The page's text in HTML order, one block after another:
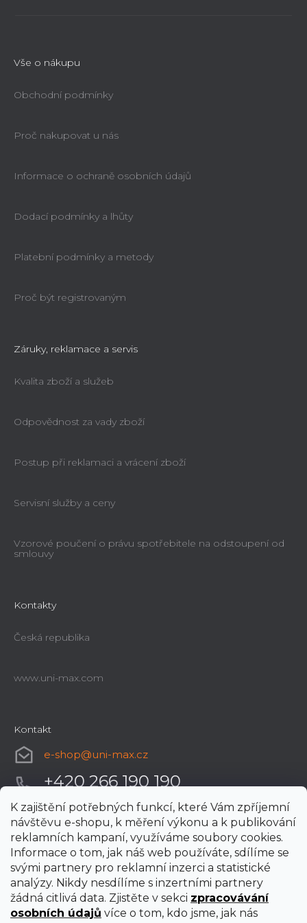
K zajištění potřebných funkcí, které Vám zpříjemní
návštěvu e-shopu, k měření výkonu a k publikování
reklamních kampaní, využíváme soubory cookies.
Informace o tom, jak náš web používáte, sdílíme se
svými partnery pro reklamní inzerci a statistické
analýzy. Nikdy nesdílíme s inzertními partnery
žádná citlivá data. Zjistěte v sekci zpracovávání
osobních údajů více o tom, kdo jsme, jak nás
Vše o nákupu
Obchodní podmínky
Proč nakupovat u nás
Informace o ochraně osobních údajů
Dodací podmínky a lhůty
Platební podmínky a metody
Proč být registrovaným
Záruky, reklamace a servis
Kvalita zboží a služeb
Odpovědnost za vady zboží
Postup při reklamaci a vrácení zboží
Servisní služby a ceny
Vzorové poučení o právu spotřebitele na odstoupení od
smlouvy
Kontakty
Česká republika
www.uni-max.com
Kontakt
e-shop@uni-max.cz
+420 266 190 190